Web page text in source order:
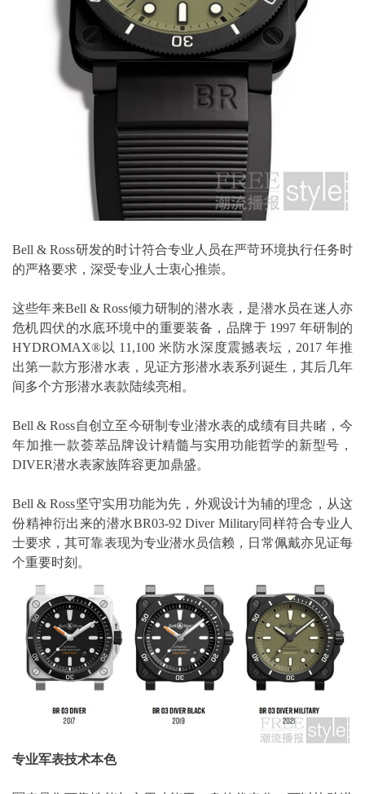
Bell & Ross研发的时计符合专业人员在严苛环境执行任务时
的严格要求，深受专业人士衷心推崇。
这些年来Bell & Ross倾力研制的潜水表，是潜水员在迷人亦
危机四伏的水底环境中的重要装备，品牌于 1997 年研制的
HYDROMAX®以 11,100 米防水深度震撼表坛，2017 年推
出第一款方形潜水表，见证方形潜水表系列诞生，其后几年
间多个方形潜水表款陆续亮相。
Bell & Ross自创立至今研制专业潜水表的成绩有目共睹，今
年加推一款荟萃品牌设计精髓与实用功能哲学的新型号，
DIVER潜水表家族阵容更加鼎盛。
Bell & Ross坚守实用功能为先，外观设计为辅的理念，从这
份精神衍出来的潜水BR03-92 Diver Military同样符合专业人
士要求，其可靠表现为专业潜水员信赖，日常佩戴亦见证每
个重要时刻。
专业军表技术本色